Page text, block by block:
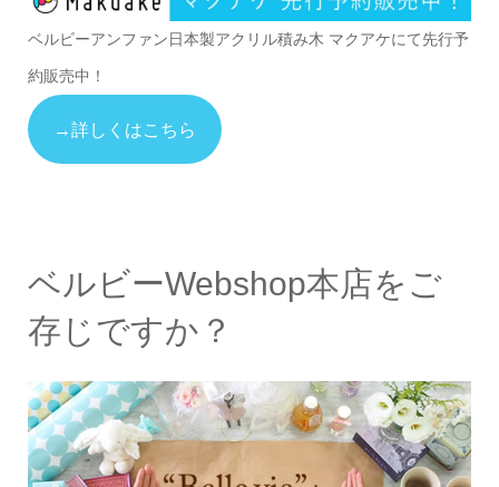
ベルビーアンファン日本製アクリル積み木 マクアケにて先行予
約販売中！
→詳しくはこちら
ベルビーWebshop本店をご
存じですか？